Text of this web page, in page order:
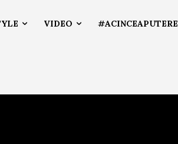
VIDEO #ACINCEAPUTERE